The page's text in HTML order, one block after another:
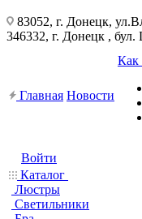
83052, г. Донецк,
346332, г. Донецк ,
Главная Новости
Как
Войти
Каталог
Люстры
Светильники